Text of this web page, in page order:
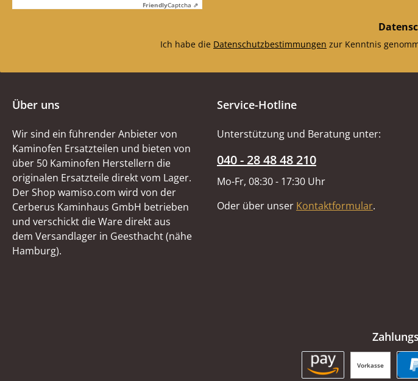
FriendlyCaptcha ⇗
Ich habe die Datenschutzbestimmungen zur Kenntnis
Über uns
Wir sind ein führender Anbieter von
Kaminofen Ersatzteilen und bieten von
über 50 Kaminofen Herstellern die
originalen Ersatzteile direkt vom Lager.
Der Shop wamiso.com wird von der
Cerberus Kaminhaus GmbH betrieben
und verschickt die Ware direkt aus
dem Versandlager in Geesthacht (nähe
Hamburg).
Service-Hotline
Unterstützung und Beratung unter:
040 - 28 48 48 210
Mo-Fr, 08:30 - 17:30 Uhr
Oder über unser Kontaktformular.
Vorkasse